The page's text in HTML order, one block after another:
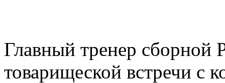
Главный тренер сборной
товарищеской встречи с